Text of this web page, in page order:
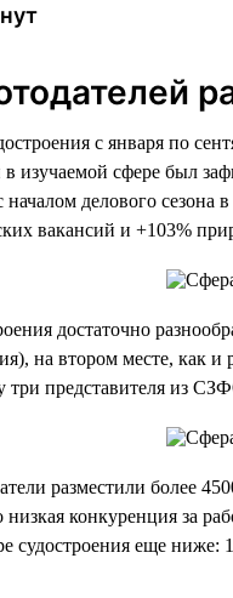
с января по
в изучаемой сфере был
делового
вакансий и +103%
достаточно
на втором месте,
три представителя из
разместили более
низкая конкуренция за
судостроения еще